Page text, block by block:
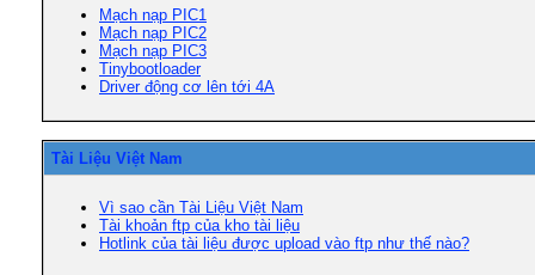
Mạch nạp PIC1
Mạch nạp PIC2
Mạch nạp PIC3
Tinybootloader
Driver động cơ lên tới 4A
Tài Liệu Việt Nam
Vì sao cần Tài Liệu Việt Nam
Tài khoản ftp của kho tài liệu
Hotlink của tài liệu được upload vào ftp như thế nào?